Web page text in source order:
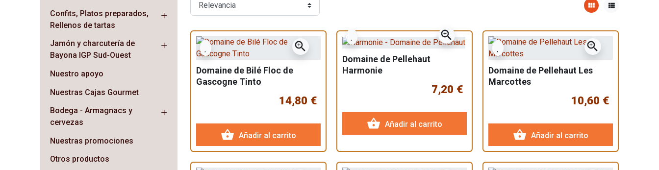
Confits, Platos preparados,
Rellenos de tartas
Jamón y charcutería de
Bayona IGP Sud-Ouest
Nuestro apoyo
Nuestras Cajas Gourmet
Bodega - Armagnacs y
cervezas
Nuestras promociones
Otros productos
view_module view_list
zoom_in
Domaine de Bilé Floc de
Gascogne Tinto
14,80 €
shopping_basket Añadir al carrito
zoom_in
Domaine de Pellehaut
Harmonie
7,20 €
shopping_basket Añadir al carrito
zoom_in
Domaine de Pellehaut Les
Marcottes
10,60 €
shopping_basket Añadir al carrito